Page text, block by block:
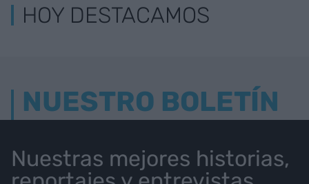
HOY DESTACAMOS
NUESTRO BOLETÍN
Nuestras mejores historias,